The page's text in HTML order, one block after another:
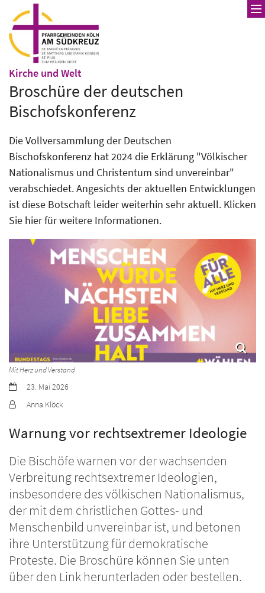
Zum Inhalt springen
Kirche und Welt
Broschüre der deutschen
Bischofskonferenz
Die Vollversammlung der Deutschen
Bischofskonferenz hat 2024 die Erklärung "Völkischer
Nationalismus und Christentum sind unvereinbar"
verabschiedet. Angesichts der aktuellen Entwicklungen
ist diese Botschaft leider weiterhin sehr aktuell. Klicken
Sie hier für weitere Informationen.
Mit Herz und Verstand
Datum:23. Mai 2026
Von:
Anna Klöck
Warnung vor rechtsextremer Ideologie
Die Bischöfe warnen vor der wachsenden
Verbreitung rechtsextremer Ideologien,
insbesondere des völkischen Nationalismus,
der mit dem christlichen Gottes- und
Menschenbild unvereinbar ist, und betonen
ihre Unterstützung für demokratische
Proteste. Die Broschüre können Sie unten
über den Link herunterladen oder bestellen.